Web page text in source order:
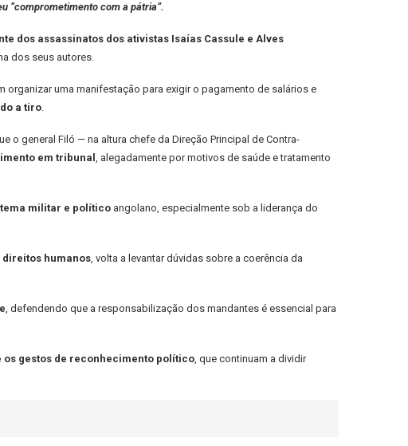
“comprometimento com a pátria”.
dos assassinatos dos ativistas Isaías Cassule e Alves
dos seus autores.
uma manifestação para exigir o pagamento de salários e
a tiro.
o general Filó — na altura chefe da Direção Principal de Contra-
em tribunal , alegadamente por motivos de saúde e tratamento
militar e político angolano, especialmente sob a liderança do
direitos humanos, volta a levantar dúvidas sobre a coerência da
, defendendo que a responsabilização dos mandantes é essencial para
gestos de reconhecimento político, que continuam a dividir